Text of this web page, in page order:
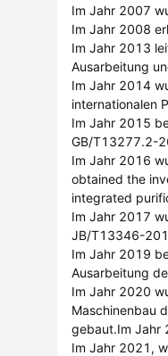
Im Jahr 2007
Im Jahr 2008
Im Jahr 2013
Ausarbeitung
Im Jahr 2014
internationalen
Im Jahr 2015
GB/T13277.2-
Im Jahr 2016
obtained the
integrated
Im Jahr 2017
JB/T13346-
Im Jahr 2019
Ausarbeitung
Im Jahr 2020
Maschinenbau
gebaut.Im Jahr
Im Jahr 2021,